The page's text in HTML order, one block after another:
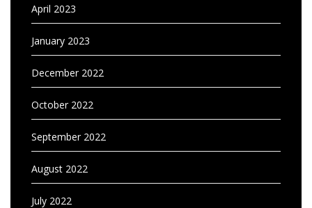
April 2023
January 2023
December 2022
October 2022
September 2022
August 2022
July 2022